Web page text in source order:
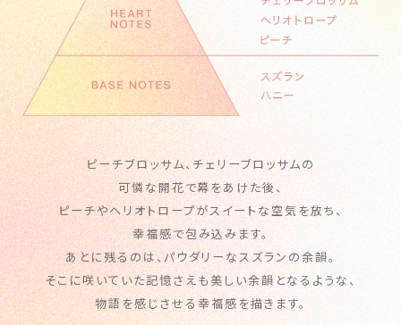
ピーチブロッサム、チェリーブロッサムの
可憐な開花で幕をあけた後、
ピーチやヘリオトロープがスイートな空気を放ち、
幸福感で包み込みます。
あとに残るのは、パウダリーなスズランの余韻。
そこに咲いていた記憶さえも美しい余韻となるような、
物語を感じさせる幸福感を描きます。